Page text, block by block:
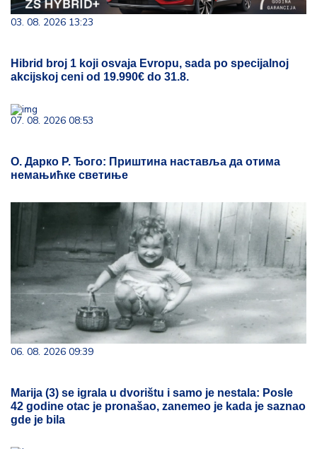
03. 08. 2026 13:23
Hibrid broj 1 koji osvaja Evropu, sada po specijalnoj
akcijskoj ceni od 19.990€ do 31.8.
07. 08. 2026 08:53
О. Дарко Р. Ђого: Приштина наставља да отима
немањићке светиње
06. 08. 2026 09:39
Marija (3) se igrala u dvorištu i samo je nestala: Posle
42 godine otac je pronašao, zanemeo je kada je saznao
gde je bila